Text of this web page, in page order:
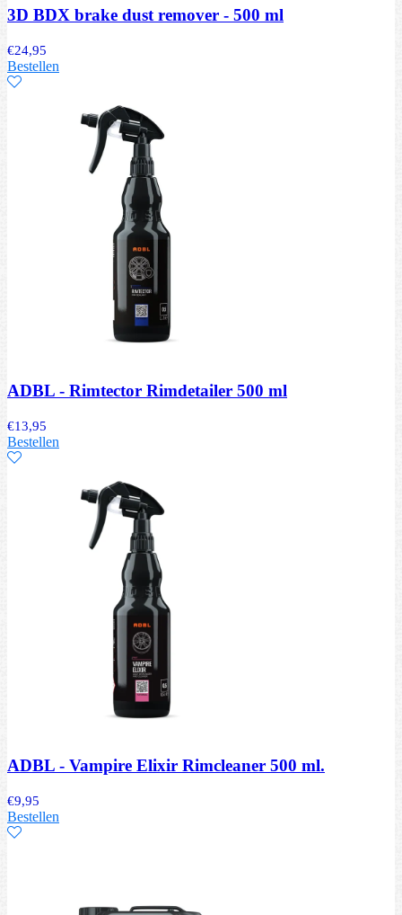
3D BDX brake dust remover - 500 ml
€24,95
Bestellen
ADBL - Rimtector Rimdetailer 500 ml
€13,95
Bestellen
ADBL - Vampire Elixir Rimcleaner 500 ml.
€9,95
Bestellen